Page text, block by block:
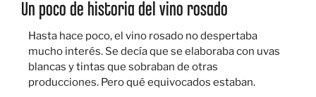
Un poco de historia del vino rosado
Hasta hace poco, el vino rosado no despertaba
mucho interés. Se decía que se elaboraba con uvas
blancas y tintas que sobraban de otras
producciones. Pero qué equivocados estaban.